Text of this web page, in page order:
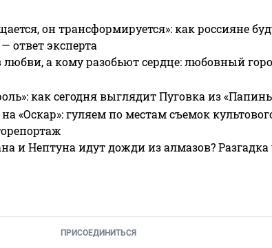
он трансформируется»: как россияне
ответ эксперта
а кому разобьют сердце: любовный
как сегодня выглядит Пуговка из
«Оскар»: гуляем по местам съемок
и Нептуна идут дожди из алмазов?
ПРИСОЕДИНИТЬСЯ